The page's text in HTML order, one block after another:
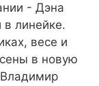
- Дэна
линейке.
весе и
в новую